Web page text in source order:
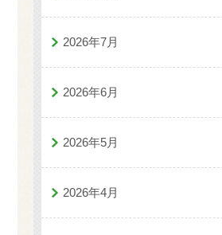
2026年7月
2026年6月
2026年5月
2026年4月